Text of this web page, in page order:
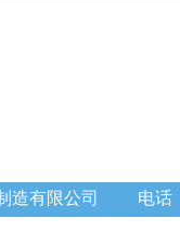
制造有限公司